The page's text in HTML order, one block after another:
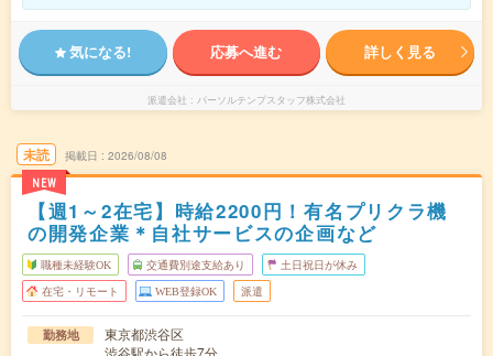
気になる! 応募へ進む 詳しく見る
派遣会社 パーソルテンプスタッフ株式会社
未読
NEW
掲載日 2026/08/08
【週1～2在宅】時給2200円！有名プリクラ機
の開発企業＊自社サービスの企画など
職種未経験OK 交通費別途支給あり 土日祝日が休み
在宅・リモート WEB登録OK 派遣
勤務地
東京都渋谷区